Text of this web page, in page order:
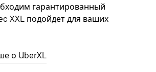
гарантированный
XXL подойдет для ваших
о UberXL